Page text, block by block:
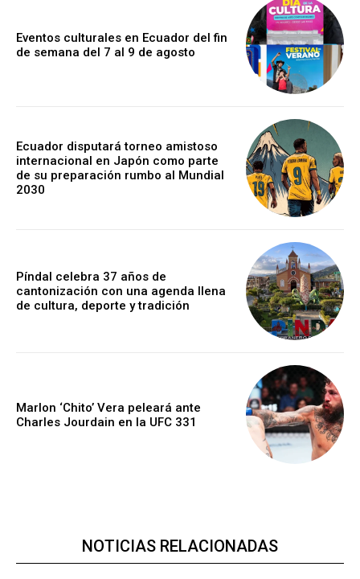
Eventos culturales en Ecuador del fin
de semana del 7 al 9 de agosto
Ecuador disputará torneo amistoso
internacional en Japón como parte
de su preparación rumbo al Mundial
2030
Píndal celebra 37 años de
cantonización con una agenda llena
de cultura, deporte y tradición
Marlon ‘Chito’ Vera peleará ante
Charles Jourdain en la UFC 331
NOTICIAS RELACIONADAS